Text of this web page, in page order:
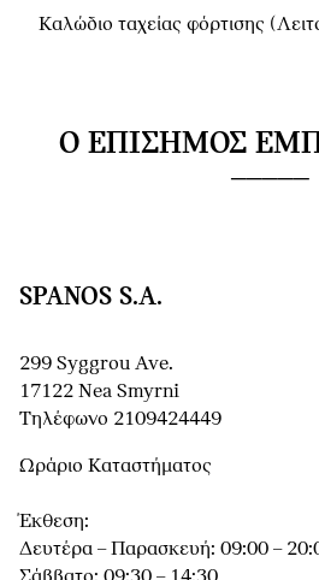
Καλώδιο ταχείας φόρτισης
Ο ΕΠΊΣΗΜΟΣ
SPANOS S.A.
299 Syggrou Ave.
17122 Nea Smyrni
Τηλέφωνο 2109424449
Ωράριο Καταστήματος
Έκθεση:
Δευτέρα – Παρασκευή: 09:00 –